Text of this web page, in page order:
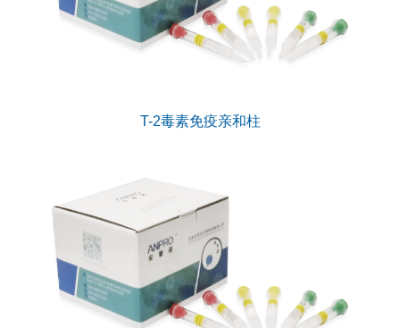
T-2毒素免疫亲和柱